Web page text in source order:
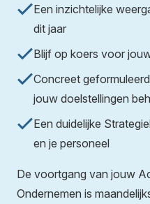
Een inzichtelijke
dit jaar
Blijf op koers voor
Concreet
jouw doelstellingen
Een duidelijke
en je personeel
De voortgang van jouw
Ondernemen is